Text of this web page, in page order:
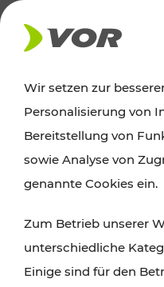
AKTUELLES
News
Alle wichtigen
finden Sie hier im
Wir setzen zur
Personalisierung von
Bereitstellung von
sowie Analyse von
genannte Cookies ein.
Zum Betrieb unserer
unterschiedliche
Einige sind für den